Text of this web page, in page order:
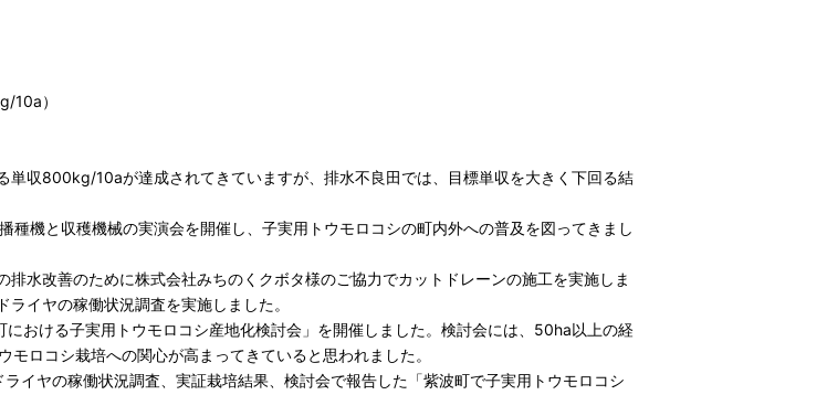
10a）
単収800kg/10aが達成されてきていますが、排水不良田では、目標単収を大きく下回る結
機と収穫機械の実演会を開催し、子実用トウモロコシの町内外への普及を図ってきまし
水改善のために株式会社みちのくクボタ様のご協力でカットドレーンの施工を実施しま
イヤの稼働状況調査を実施しました。
おける子実用トウモロコシ産地化検討会」を開催しました。検討会には、50ha以上の経
ロコシ栽培への関心が高まってきていると思われました。
イヤの稼働状況調査、実証栽培結果、検討会で報告した「紫波町で子実用トウモロコシ